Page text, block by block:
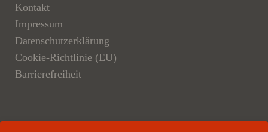
Kontakt
Impressum
Datenschutzerklärung
Cookie-Richtlinie (EU)
Barrierefreiheit